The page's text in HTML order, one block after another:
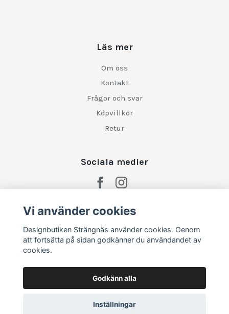
Läs mer
Om oss
Kontakt
Frågor och svar
Köpvillkor
Retur
Sociala medier
© 2026 Designbutiken Strängnäs
Vi använder cookies
Designbutiken Strängnäs använder cookies. Genom
att fortsätta på sidan godkänner du användandet av
cookies.
Godkänn alla
Inställningar